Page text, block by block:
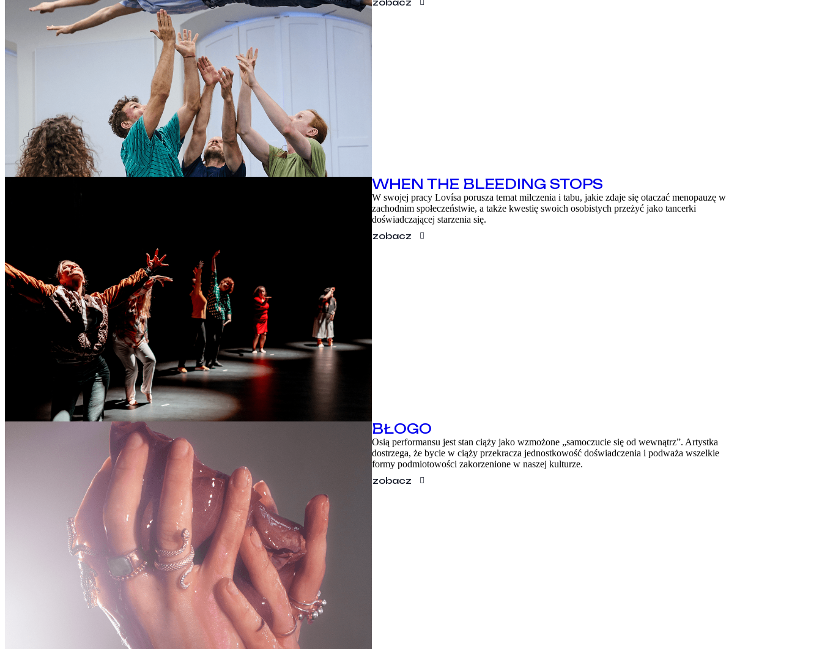
zobacz
WHEN THE BLEEDING STOPS
W swojej pracy Lovísa porusza temat milczenia i tabu, jakie zdaje się otaczać menopauzę w
zachodnim społeczeństwie, a także kwestię swoich osobistych przeżyć jako tancerki
doświadczającej starzenia się.
zobacz
BŁOGO
Osią performansu jest stan ciąży jako wzmożone „samoczucie się od wewnątrz”. Artystka
dostrzega, że bycie w ciąży przekracza jednostkowość doświadczenia i podważa wszelkie
formy podmiotowości zakorzenione w naszej kulturze.
zobacz